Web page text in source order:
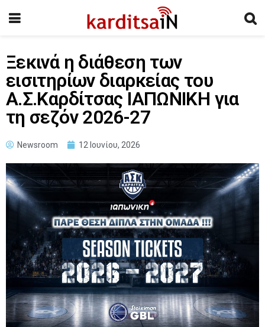
Ξεκινά η διάθεση των
εισιτηρίων διαρκείας του
Α.Σ.Καρδίτσας ΙΑΠΩΝΙΚΗ για
τη σεζόν 2026-27
Newsroom 12 Ιουνίου, 2026